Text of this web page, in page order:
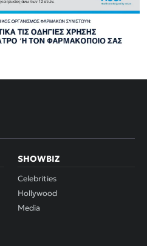
SHOWBIZ
Celebrities
Hollywood
Media